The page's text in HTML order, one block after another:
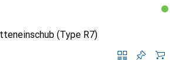
(Type R7)